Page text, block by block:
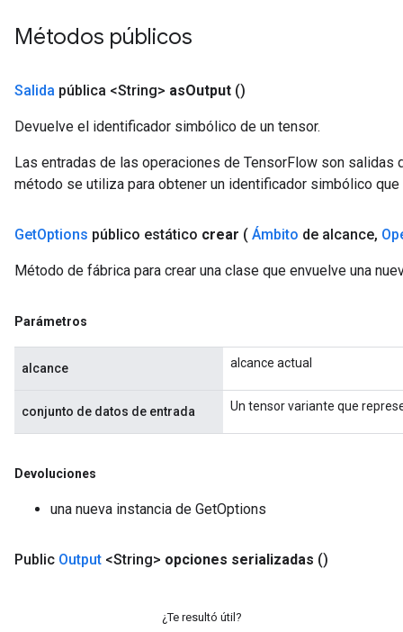
Métodos públicos
Salida pública <String> asOutput ()
Devuelve el identificador simbólico de un tensor.
Las entradas de las operaciones de TensorFlow son salidas
método se utiliza para obtener un identificador simbólico
GetOptions público estático crear ( Ámbito de alcance,
Método de fábrica para crear una clase que envuelve una
Parámetros
alcance alcance actual
conjunto de datos de entrada Un tensor variante que
Devoluciones
una nueva instancia de GetOptions
Public Output <String> opciones serializadas ()
¿Te resultó útil?